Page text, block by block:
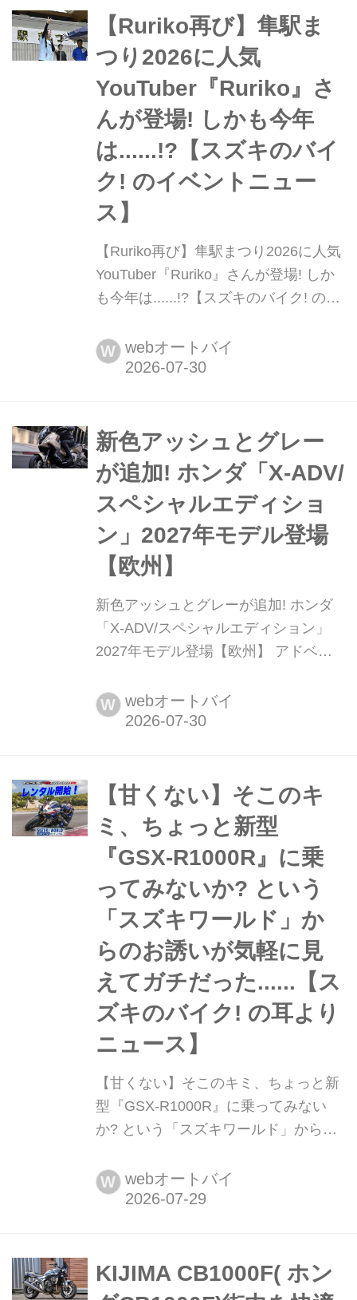
【Ruriko再び】隼駅ま
つり2026に人気
YouTuber『Ruriko』さ
んが登場! しかも今年
は......!?【スズキのバイ
ク! のイベントニュー
ス】
【Ruriko再び】隼駅まつり2026に人気
YouTuber『Ruriko』さんが登場! しか
も今年は......!?【スズキのバイク! のイ
頭町で開催される『隼駅まつり2026』
にRurikoさんが再び登場! しかも今年
W webオートバイ
新色アッシュとグレー
が追加! ホンダ「X-ADV/
スペシャルエディショ
ン」2027年モデル登場
【欧州】
新色アッシュとグレーが追加! ホンダ
「X-ADV/スペシャルエディション」
2027年モデル登場【欧州】 アドベン
を高度に融合させ、独自のSUVイメー
ジを確立したホンダ「X-ADV」。欧州
された佇まいとなった。
W webオートバイ
【甘くない】そこのキ
ミ、ちょっと新型
『GSX-R1000R』に乗
ってみないか? という
「スズキワールド」か
らのお誘いが気軽に見
えてガチだった......【ス
ズキのバイク! の耳より
ニュース】
【甘くない】そこのキミ、ちょっと新
型『GSX-R1000R』に乗ってみない
か? という「スズキワールド」からの
【スズキのバイク! の耳よりニュー
ス】 これは発売されたばかりの新型
ません。
W webオートバイ
KIJIMA CB1000F( ホン